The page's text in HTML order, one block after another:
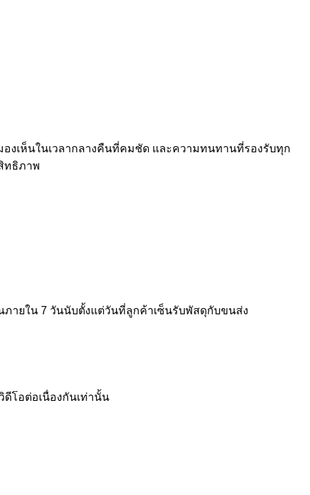
องเห็นในเวลากลางคืนที่คมชัด และความทนทานที่รองรับทุก
ทธิภาพ
ายใน 7 วันนับตั้งแต่วันที่ลูกค้าเซ็นรับพัสดุกับขนส่ง
โอต่อเนื่องกันเท่านั้น